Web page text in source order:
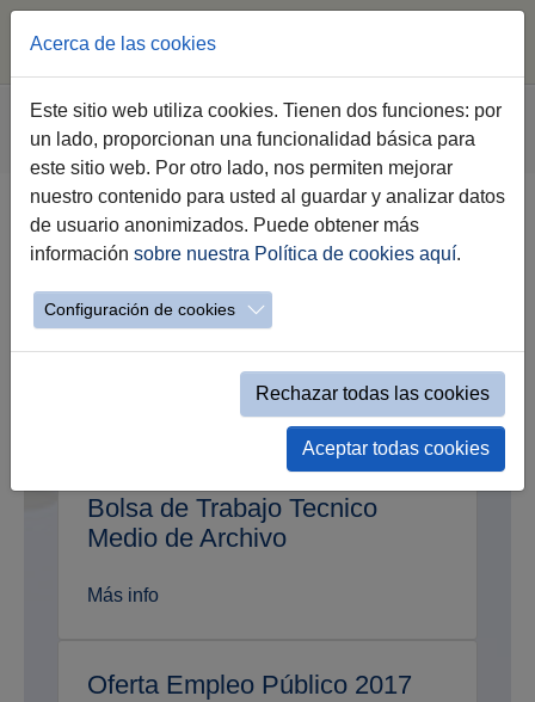
Saltar al contenido principal
Estás aquí:
Jerez.es
Ofertas de Empleo Público
Procesos Selectivos Finalizados
Procesos Selectivos Finalizados
Convocatoria Prueba Selectiva
Bolsa de Trabajo Tecnico
Medio de Archivo
Más info
Oferta Empleo Público 2017
Acerca de las cookies
Este sitio web utiliza cookies. Tienen dos funciones: por
un lado, proporcionan una funcionalidad básica para
este sitio web. Por otro lado, nos permiten mejorar
nuestro contenido para usted al guardar y analizar datos
de usuario anonimizados. Puede obtener más
información sobre nuestra Política de cookies aquí.
Configuración de cookies
Rechazar todas las cookies
Aceptar todas cookies